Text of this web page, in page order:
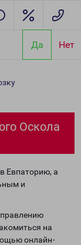
Да Нет
Оскола
Евпаторию, а
и
на
онлайн-